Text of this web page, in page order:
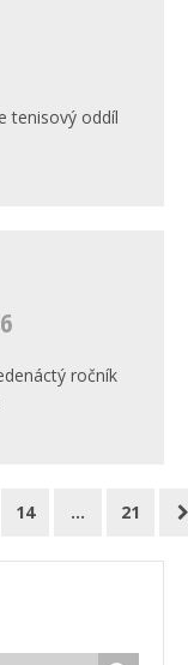
tenisový oddíl
ročník
14 … 21